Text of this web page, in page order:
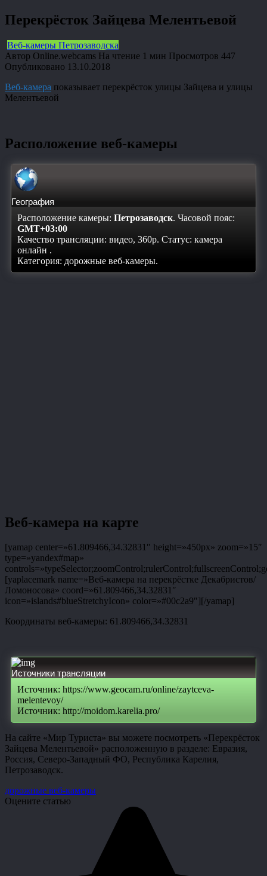
Перекрёсток Зайцева Мелентьевой
Веб-камеры Петрозаводска
Автор Online.webcams На чтение 1 мин Просмотров 447
Опубликовано 13.10.2018
Веб-камера показывает перекрёсток улицы Зайцева и улицы
Мелентьевой
Расположение веб-камеры
География
Расположение камеры: Петрозаводск. Часовой пояс:
GMT+03:00
Качество трансляции: видео, 360p. Статус: камера
онлайн .
Категория: дорожные веб-камеры.
Веб-камера на карте
[yamap center=»61.809466,34.32831″ height=»450px» zoom=»15″
type=»yandex#map»
[yaplacemark name=»Веб-камера на перекрёстке Декабристов/
Ломоносова» coord=»61.809466,34.32831″
icon=»islands#blueStretchyIcon» color=»#00c2a9″][/yamap]
Координаты веб-камеры: 61.809466,34.32831
Источники трансляции
Источник: https://www.geocam.ru/online/zaytceva-
melentevoy/
Источник: http://moidom.karelia.pro/
На сайте «Мир Туриста» вы можете посмотреть «Перекрёсток
Зайцева Мелентьевой» расположенную в разделе: Евразия,
Россия, Северо-Западный ФО, Республика Карелия,
Петрозаводск.
дорожные веб-камеры
Оцените статью